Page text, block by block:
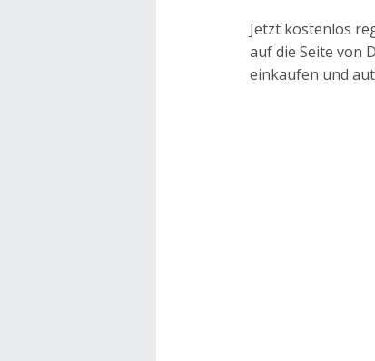
Jetzt kostenlos
auf die Seite von
einkaufen und